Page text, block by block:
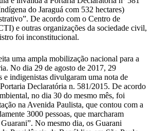
do Jaraguá com 532 hectares)
De acordo com o Centro de
e outras organizações da sociedade civil,
foi inconstitucional.
uma ampla mobilização nacional para a
No dia 29 de agosto de 2017, 29
e indigenistas divulgaram uma nota de
Declaratória n. 581/2015. De acordo
no dia 30 do mesmo mês, foi
na Avenida Paulista, que contou com a
3000 pessoas, que marcharam
No mesmo dia, os Guarani